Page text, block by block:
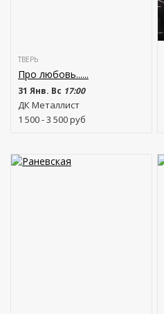
ТВЕРЬ
Про любовь......
31 Янв. Вс 17:00
ДК Металлист
1 500 - 3 500руб